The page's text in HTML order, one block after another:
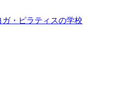
・ピラティスの学校